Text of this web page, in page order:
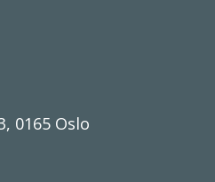
0165 Oslo